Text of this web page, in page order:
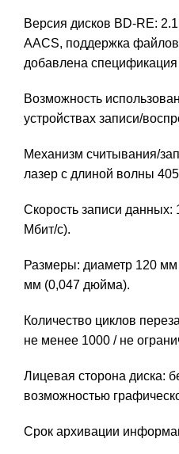
Версия дисков BD-RE:
AACS, поддержка
добавлена
Возможность
устройствах записи/
Механизм считывания/
лазер с длиной волны
Скорость записи данных:
Мбит/с).
Размеры: диаметр 120
мм (0,047 дюйма).
Количество циклов
не менее 1000 / не
Лицевая сторона диска:
возможностью
Срок архивации